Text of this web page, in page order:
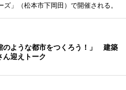
」（松本市下岡田）で開催される。
のような都市をつくろう！」 建築
ん迎えトーク